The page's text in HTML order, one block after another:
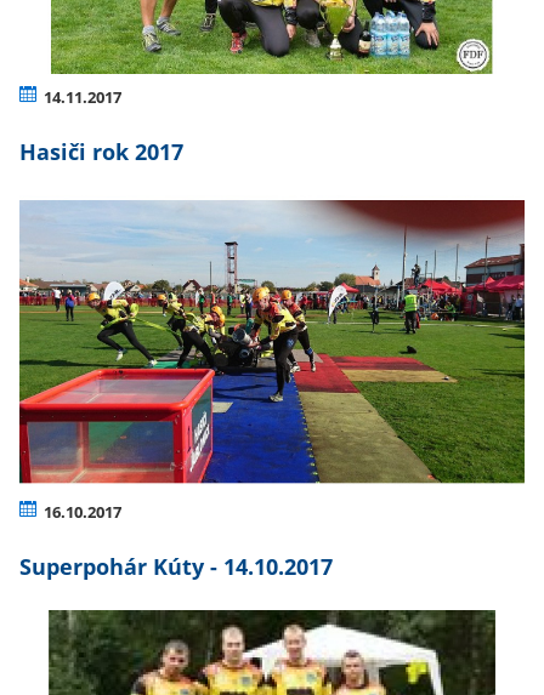
14.11.2017
Hasiči rok 2017
16.10.2017
Superpohár Kúty - 14.10.2017